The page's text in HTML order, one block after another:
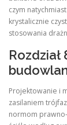
czym
krystalicznie
stosowania
Projektowanie i
zasilaniem
normom